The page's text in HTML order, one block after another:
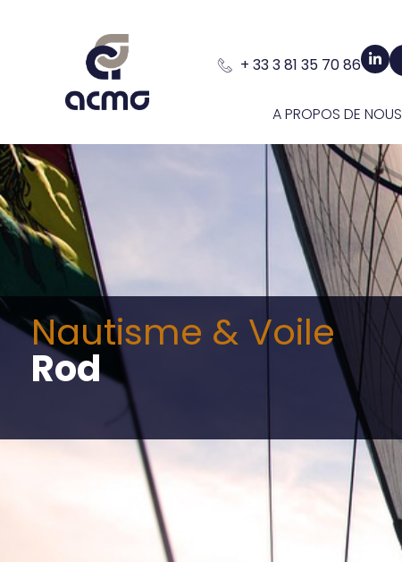
+ 33 3 81 35 70 86
A PROPOS DE NOUS
Nautisme & Voile
Rod